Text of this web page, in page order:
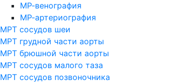
МР-венография
МР-артериография
МРТ сосудов шеи
МРТ грудной части аорты
МРТ брюшной части аорты
МРТ сосудов малого таза
МРТ сосудов позвоночника